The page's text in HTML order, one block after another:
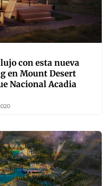
con esta nueva
en Mount Desert
Nacional Acadia